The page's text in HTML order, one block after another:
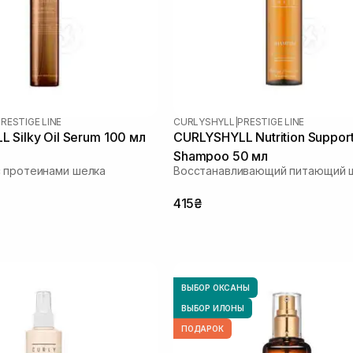
LINE
Silky Oil Serum 100 мл
шелка
CURLYSHYLL PRESTIGE LINE
CURLYSHYLL Nutrition
Shampoo 50 мл
Восстанавливающий питающий
415₴
ВЫБОР ОКСАНЫ
ВЫБОР ИЛОНЫ
ПОДАРОК